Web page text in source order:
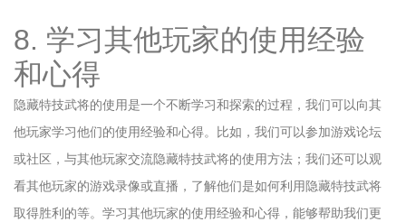
8. 学习其他玩家的使用经验
和心得
隐藏特技武将的使用是一个不断学习和探索的过程，我们可以向其
他玩家学习他们的使用经验和心得。比如，我们可以参加游戏论坛
或社区，与其他玩家交流隐藏特技武将的使用方法；我们还可以观
看其他玩家的游戏录像或直播，了解他们是如何利用隐藏特技武将
取得胜利的等。学习其他玩家的使用经验和心得，能够帮助我们更